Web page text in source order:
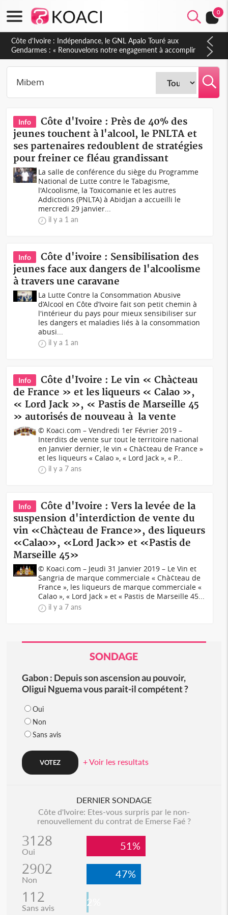
0
Côte d'Ivoire : Indépendance, le GNL Apalo Touré aux
Gendarmes : « Renouvelons notre engagement à accomplir
notre mission avec honneur, discipline, loyauté et
dévouement »
Info
Côte d'Ivoire : Près de 40% des
jeunes touchent à l'alcool, le PNLTA et
ses partenaires redoublent de stratégies
pour freiner ce fléau grandissant
La salle de conférence du siège du Programme
National de Lutte contre le Tabagisme,
l'Alcoolisme, la Toxicomanie et les autres
Addictions (PNLTA) à Abidjan a accueilli le
mercredi 29 janvier...
il y a 1 an
Info
Côte d'ivoire : Sensibilisation des
jeunes face aux dangers de l'alcoolisme
à travers une caravane
La Lutte Contre la Consommation Abusive
d’Alcool en Côte d’Ivoire fait son petit chemin à
l'intérieur du pays pour mieux sensibiliser sur
les dangers et maladies liés à la consommation
abusi...
il y a 1 an
Info
Côte d'Ivoire : Le vin « Chà¢teau
de France » et les liqueurs « Calao »,
« Lord Jack », « Pastis de Marseille 45
» autorisés de nouveau à la vente
© Koaci.com – Vendredi 1er Février 2019 –
Interdits de vente sur tout le territoire national
en Janvier dernier, le vin « Chà¢teau de France »
et les liqueurs « Calao », « Lord Jack », « P...
il y a 7 ans
Info
Côte d'Ivoire : Vers la levée de la
suspension d'interdiction de vente du
vin «Chà¢teau de France», des liqueurs
«Calao», «Lord Jack» et «Pastis de
Marseille 45»
© Koaci.com – Jeudi 31 Janvier 2019 – Le Vin et
Sangria de marque commerciale « Chà¢teau de
France », les liqueurs de marque commerciale «
Calao », « Lord Jack » et « Pastis de Marseille 45...
il y a 7 ans
SONDAGE
Gabon : Depuis son ascension au pouvoir,
Oligui Nguema vous parait-il compétent ?
Oui
Non
Sans avis
+ Voir les resultats
DERNIER SONDAGE
Côte d'Ivoire: Etes-vous surpris par le non-
renouvellement du contrat de Emerse Faé ?
3128
Oui 51%
2902
Non 47%
112
Sans avis 2%